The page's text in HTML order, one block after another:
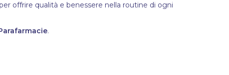
offrire qualità e benessere nella routine di ogni
.